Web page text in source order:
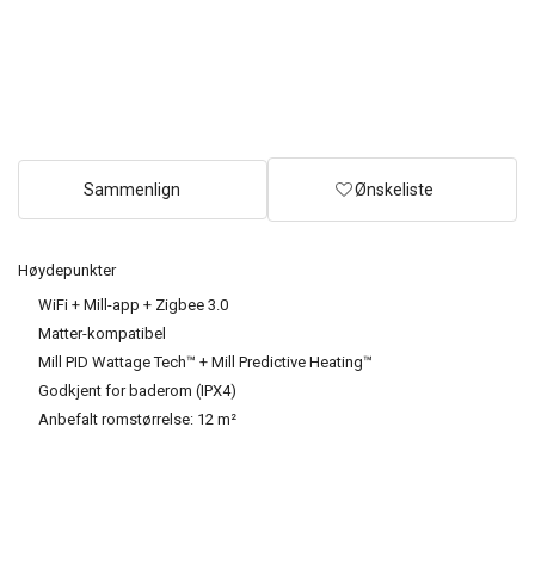
Høydepunkter
WiFi + Mill-app + Zigbee 3.0
Matter-kompatibel
Mill PID Wattage Tech™ + Mill Predictive Heating™
Godkjent for baderom (IPX4)
Anbefalt romstørrelse: 12 m²
Sammenlign Ønskeliste